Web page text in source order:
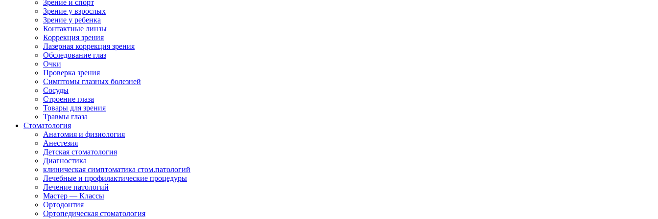
Зрение и спорт
Зрение у взрослых
Зрение у ребенка
Контактные линзы
Коррекция зрения
Лазерная коррекция зрения
Обследование глаз
Очки
Проверка зрения
Симптомы глазных болезней
Сосуды
Строение глаза
Товары для зрения
Травмы глаза
Стоматология
Анатомия и физиология
Анестезия
Детская стоматология
Диагностика
клиническая симптоматика стом.патологий
Лечебные и профилактические процедуры
Лечение патологий
Мастер — Классы
Ортодонтия
Ортопедическая стоматология